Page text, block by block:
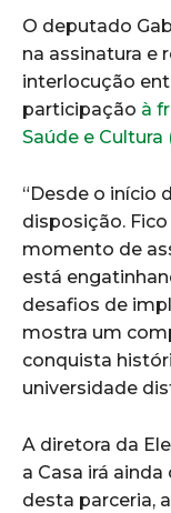
O deputado
na assinatura e
interlocução
participação à
Saúde e Cultura
“Desde o início
disposição.
momento de
está
desafios de
mostra um
conquista
universidade
A diretora da
a Casa irá
desta parceria,